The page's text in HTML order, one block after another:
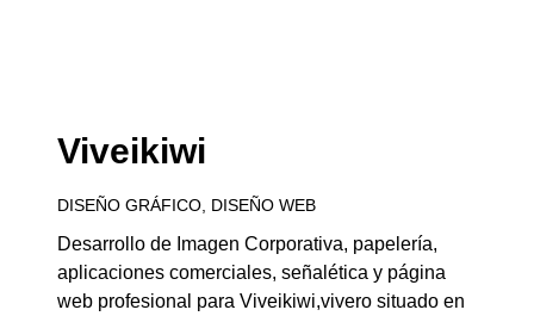
Viveikiwi
DISEÑO GRÁFICO DISEÑO WEB
Desarrollo de Imagen Corporativa, papelería,
aplicaciones comerciales, señalética y página
web profesional para Viveikiwi,vivero situado en